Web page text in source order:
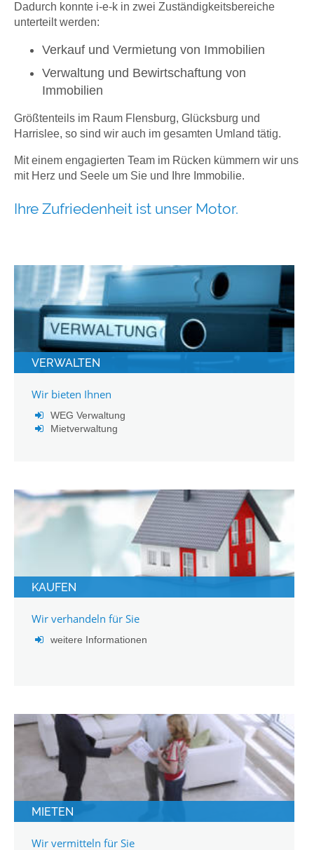
Dadurch konnte i-e-k in zwei Zuständigkeitsbereiche
unterteilt werden:
Verkauf und Vermietung von Immobilien
Verwaltung und Bewirtschaftung von
Immobilien
Größtenteils im Raum Flensburg, Glücksburg und
Harrislee, so sind wir auch im gesamten Umland tätig.
Mit einem engagierten Team im Rücken kümmern wir uns
mit Herz und Seele um Sie und Ihre Immobilie.
Ihre Zufriedenheit ist unser Motor.
VERWALTEN
Wir bieten Ihnen
WEG Verwaltung
Mietverwaltung
KAUFEN
Wir verhandeln für Sie
weitere Informationen
MIETEN
Wir vermitteln für Sie